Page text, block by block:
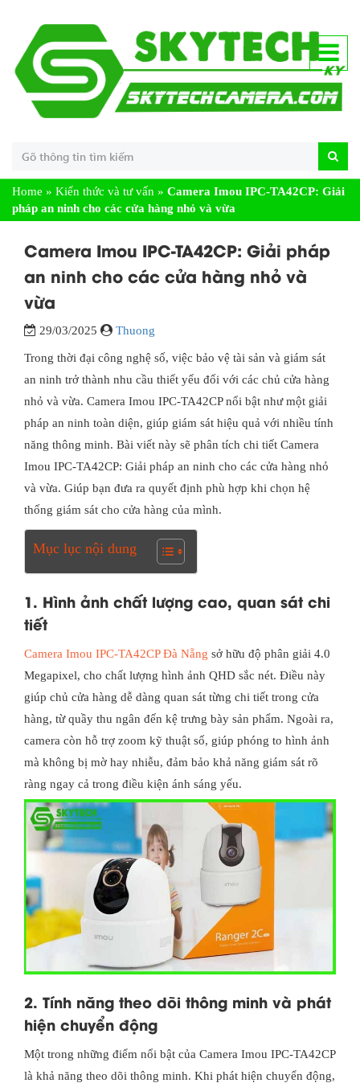
Home » Kiến thức và tư vấn » Camera Imou IPC-TA42CP: Giải
pháp an ninh cho các cửa hàng nhỏ và vừa
Camera Imou IPC-TA42CP: Giải pháp
an ninh cho các cửa hàng nhỏ và
vừa
29/03/2025 Thuong
Trong thời đại công nghệ số, việc bảo vệ tài sản và giám sát
an ninh trở thành nhu cầu thiết yếu đối với các chủ cửa hàng
nhỏ và vừa. Camera Imou IPC-TA42CP nổi bật như một giải
pháp an ninh toàn diện, giúp giám sát hiệu quả với nhiều tính
năng thông minh. Bài viết này sẽ phân tích chi tiết Camera
Imou IPC-TA42CP: Giải pháp an ninh cho các cửa hàng nhỏ
và vừa. Giúp bạn đưa ra quyết định phù hợp khi chọn hệ
thống giám sát cho cửa hàng của mình.
Mục lục nội dung
1. Hình ảnh chất lượng cao, quan sát chi
tiết
Camera Imou IPC-TA42CP Đà Nẵng sở hữu độ phân giải 4.0
Megapixel, cho chất lượng hình ảnh QHD sắc nét. Điều này
giúp chủ cửa hàng dễ dàng quan sát từng chi tiết trong cửa
hàng, từ quầy thu ngân đến kệ trưng bày sản phẩm. Ngoài ra,
camera còn hỗ trợ zoom kỹ thuật số, giúp phóng to hình ảnh
mà không bị mờ hay nhiễu, đảm bảo khả năng giám sát rõ
ràng ngay cả trong điều kiện ánh sáng yếu.
2. Tính năng theo dõi thông minh và phát
hiện chuyển động
Một trong những điểm nổi bật của Camera Imou IPC-TA42CP
là khả năng theo dõi thông minh. Khi phát hiện chuyển động,